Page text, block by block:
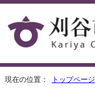
現在の位置： トップページ